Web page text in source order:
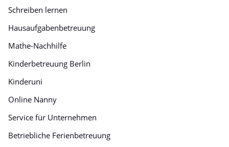
Schreiben lernen
Hausaufgabenbetreuung
Mathe-Nachhilfe
Kinderbetreuung Berlin
Kinderuni
Online Nanny
Service für Unternehmen
Betriebliche Ferienbetreuung